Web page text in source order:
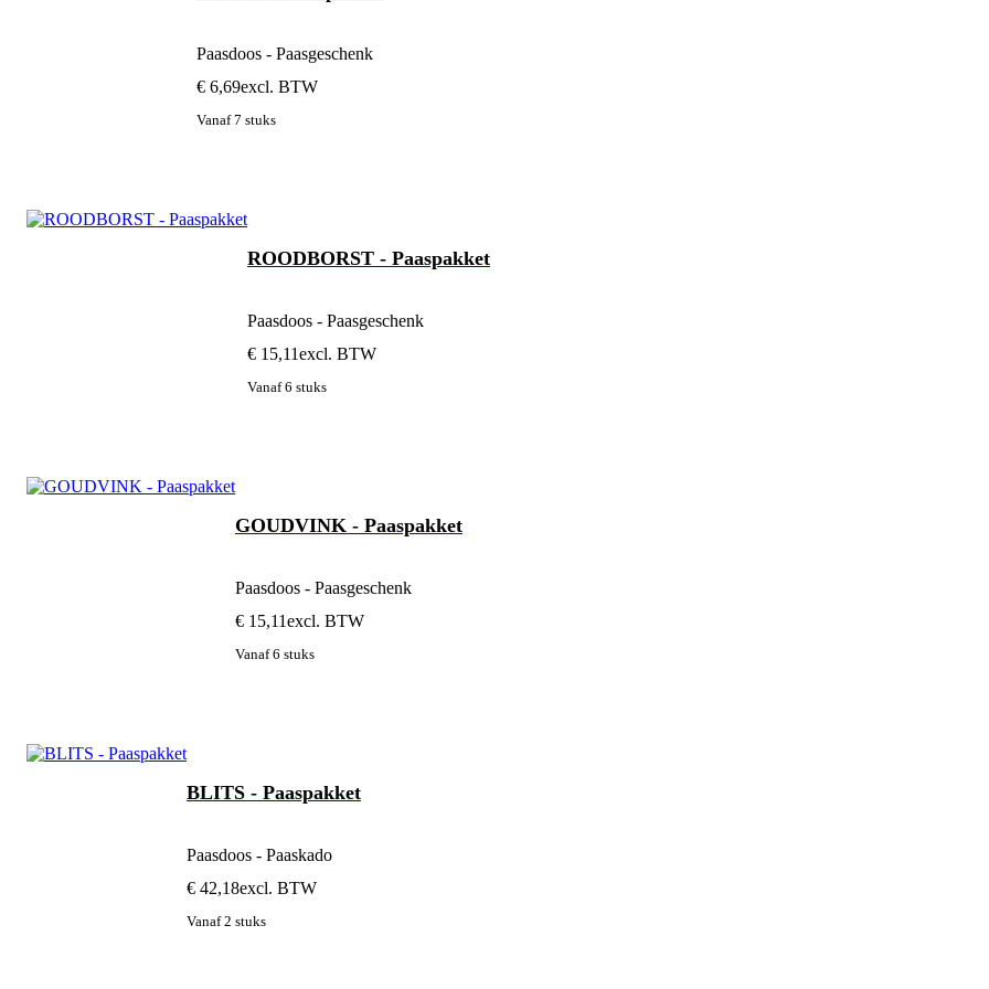
Paasdoos - Paasgeschenk
€ 6,69excl. BTW
Vanaf 7 stuks
ROODBORST - Paaspakket
Paasdoos - Paasgeschenk
€ 15,11excl. BTW
Vanaf 6 stuks
GOUDVINK - Paaspakket
Paasdoos - Paasgeschenk
€ 15,11excl. BTW
Vanaf 6 stuks
BLITS - Paaspakket
Paasdoos - Paaskado
€ 42,18excl. BTW
Vanaf 2 stuks